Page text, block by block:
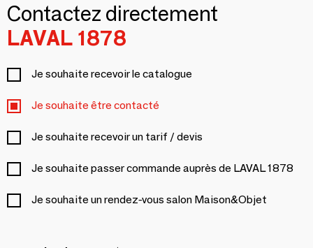
Contactez directement
LAVAL 1878
Je souhaite recevoir le catalogue
Je souhaite être contacté
Je souhaite recevoir un tarif / devis
Je souhaite passer commande auprès de LAVAL 1878
Je souhaite un rendez-vous salon Maison&Objet